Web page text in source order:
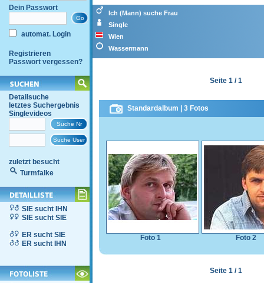
Dein Passwort
automat. Login
Registrieren
Passwort vergessen?
Detailsuche
letztes Suchergebnis
Singlevideos
zuletzt besucht
Turmfalke
SIE sucht IHN
SIE sucht SIE
ER sucht SIE
ER sucht IHN
Ich (Mann) suche Frau
Single
Wien
Wassermann
Seite 1 / 1
Standardalbum | 3 Fotos
Foto 1 Foto 2
Seite 1 / 1